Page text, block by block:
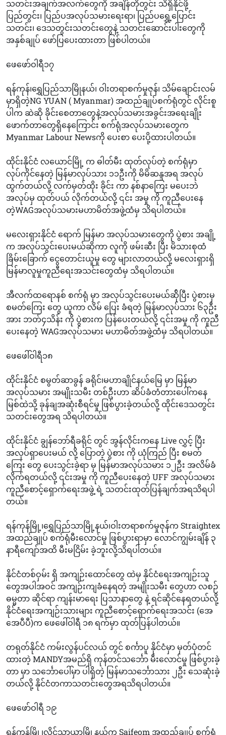
သတင်းအချက်အလက်တွေကို အချိန်တိုတွင်း သိရှိနိုင်ဖို့
ပြည်တွင်း၊ ပြည်ပအလုပ်သမားရေးရာ၊ ပြည်ပရွှေ့ပြောင်း
သတင်း၊ ဒေသတွင်းသတင်းတွေနဲ့ သတင်းဆောင်းပါးတွေကို
အနှစ်ချုပ် ဖော်ပြပေးထားတာ ဖြစ်ပါတယ်။
ဖေဖော်ဝါရီ၁၇
ရန်ကုန်၊ရွှေပြည်သာမြိုနယ်၊ ဝါးတရာစက်မှုဇုန်၊ သိမ်ချောင်းလမ်
မှာရှိတဲ့NG YUAN ( Myanmar) အထည်ချုပ်စက်ရုံတွင် လိုင်းစူ
ပါက ဆဲဆို ခိုင်းစေတာတွေနဲ့အလုပ်သမားအခွင်းအရေးချိုး
ဖောက်တာတွေရှိနေကြောင်း စက်ရုံအလုပ်သမားတွေက
Myanmar Labour Newsကို ပေးစာ ပေးပို့ထားပါတယ်။
ထိုင်းနိုင်ငံ လယောင်မြို့ က ဓါတ်မီး ထုတ်လုပ်တဲ့ စက်ရုံမှာ
လုပ်ကိုင်နေတဲ့ မြန်မာလုပ်သား ၁၁ဦးကို မိမိဆန္ဒအရ အလုပ်
ထွက်တယ်လို့ လက်မှတ်ထိုး ခိုင်း ကာ နစ်နာကြေး မပေးဘဲ
အလုပ်မှ ထုတ်ပယ် လိုက်တယ်လို့ ၎င်း အမှု ကို ကူညီပေးနေ
တဲ့WAGအလုပ်သမားမဟာမိတ်အဖွဲ့ထံမှ သိရပါတယ်။
မလေးရှားနိုင်ငံ ရောက် မြန်မာ အလုပ်သမားတွေကို ပွဲစား အချို့
က အလုပ်သွင်းပေးမယ်ဆိုကာ လူကို ဖမ်းဆီး ပြီး မိသားစုထံ
ခြိမ်းခြောက် ငွေတောင်းယူမှု တွေ များလာတယ်လို့ မလေးရှားရှိ
မြန်မာလူမှုကူညီရေးအသင်းတွေထံမှ သိရပါတယ်။
အီလက်ထရောနစ် စက်ရုံ မှာ အလုပ်သွင်းပေးမယ်ဆ်ိုပြီး ပွဲစားမှ
စမတ်ကြေး တွေ ယူကာ လိမ် ပြေး ခံရတဲ့ မြန်မာလုပ်သား ၆၃ဦး
အား ဘတ်၄သိန်း ကို ပွဲစားက ပြန်ပေးတယ်လို့ ၎င်းအမှု ကို ကူညီ
ပေးနေတဲ့ WAGအလုပ်သမား မဟာမိတ်အဖွဲ့ထံမှ သိရပါတယ်။
ဖေဖေါ်ဝါရီ၁၈
ထိုင်းနိုင်ငံ စမွတ်ဆာခွန် ခရိုင်၊မဟာချိုင်နယ်မြေ မှာ မြန်မာ
အလုပ်သမား အမျိုးသမီး တစ်ဦးဟာ ဆိပ်ခံတံတားပေါ်ကနေ
မြစ်ထဲသို့ ခုန်ချအဆုံးစီရင်မှု ဖြစ်ပွားခဲ့တယ်လို့ ထိုင်းဒေသတွင်း
သတင်းတွေအရ သိရပါတယ်။
ထိုင်းနိုင်ငံ ချွန်ဘော်ရီခရိုင် တွင် အွန်လိုင်းကနေ Live လွှင့် ပြီး
အလုပ်ရှာပေးမယ် လို့ ပြောတဲ့ ပွဲစား ကို ယုံကြည် ပြီး စမတ်
ကြေး တွေ ပေးသွင်းခဲ့ရာ မှ မြန်မာအလုပ်သမား ၁၂ဦး အလိမ်ခံ
လိုက်ရတယ်လို့ ၎င်းအမှု ကို ကူညီပေးနေတဲ့ UFF အလုပ်သမား
ကူညီစောင့်ရှောက်ရေးအဖွဲ့ ရဲ့ သတင်းထုတ်ပြန်ချက်အရသိရပါ
တယ်။
ရန်ကုန်မြို့၊ရွှေပြည်သာမြို့နယ်၊ဝါးတရာစက်မှုဇုန်က Straightex
အထည်ချုပ် စက်ရုံမီးလောင်မှု ဖြစ်ပွားရာမှာ လောင်ကျွမ်းချိန် ၃
နာရီကျော်အထိ မီးမငြိမ်း ခဲ့ဘူးလို့သိရပါတယ်။
နိုင်ငံတစ်ဝှမ်း ရှိ အကျဉ်းထောင်တွေ ထဲမှ နိုင်ငံရေးအကျဉ်းသူ
တွေအပါအဝင် အကျဉ်းကျခံနေရတဲ့ အမျိုးသမီး တွေဟာ လစဉ်
ဓမ္မတာ ဆိုင်ရာ ကျန်းမာရေး ပြသာနာတွေ နဲ့ ရင်ဆိုင်နေရတယ်လို့
နိုင်ငံရေးအကျဉ်းသားများ ကူညီစောင့်ရှောက်ရေးအသင်း (အေ
အေပီပီ)က ဖေဖေါ်ဝါရီ ၁၈ ရက်မှာ ထုတ်ပြန်ပါတယ်။
တရုတ်နိုင်ငံ ကမ်းလွန်ပင်လယ် တွင် စင်္ကာပူ နိုင်ငံမှာ မှတ်ပုံတင်
ထားတဲ့ MANDYအမည်ရှိ ကုန်တင်သင်္ဘော မီးလောင်မှု ဖြစ်ပွားခဲ့
တာ မှာ သင်္ဘောပေါ်မှာ ပါရှိတဲ့ မြန်မာသင်္ဘောသား ၂ဦး သေဆုံးခဲ့
တယ်လို့ နိုင်ငံတကာသတင်းတွေအရသိရပါတယ်။
ဖေဖော်ဝါရီ ၁၉
ရန်ကုန်မြို့၊လှိုင်သာယာမြို့နယ်က Saifeom အထည်ချုပ် စက်ရုံ